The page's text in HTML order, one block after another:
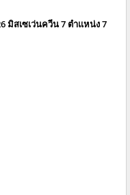
มิสเซเว่นควีน 7 ตำแหน่ง 7